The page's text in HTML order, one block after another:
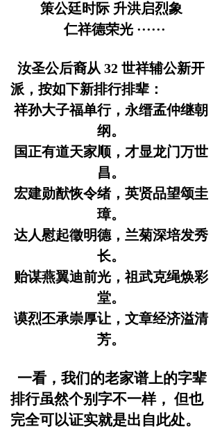
策公廷时际 升洪启烈象
仁祥德荣光 ······
汝圣公后裔从 32 世祥辅公新开
派，按如下新排行排辈：
祥孙大子福单行，永缙孟仲继朝
纲。
国正有道天家顺，才显龙门万世
昌。
宏建勋猷恢令绪，英贤品望颂圭
璋。
达人慰起徵明德，兰菊深培发秀
长。
贻谋燕翼迪前光，祖武克绳焕彩
堂。
谟烈丕承崇厚让，文章经济溢清
芳。
一看，我们的老家谱上的字辈
排行虽然个别字不一样， 但也
完全可以证实就是出自此处。